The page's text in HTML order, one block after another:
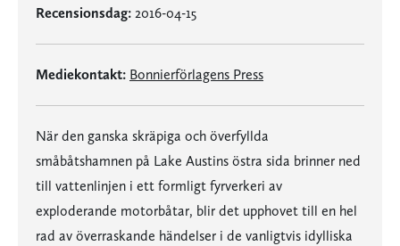
Recensionsdag: 2016-04-15
Mediekontakt: Bonnierförlagens Press
När den ganska skräpiga och överfyllda
småbåtshamnen på Lake Austins östra sida brinner ned
till vattenlinjen i ett formligt fyrverkeri av
exploderande motorbåtar, blir det upphovet till en hel
rad av överraskande händelser i de vanligtvis idylliska